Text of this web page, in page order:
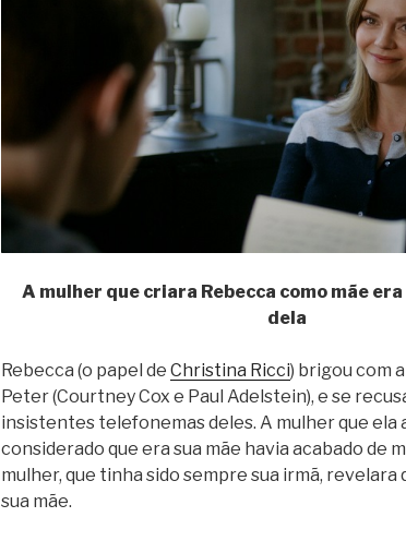
A mulher que criara Rebecca como mãe era
dela
Rebecca (o papel de Christina Ricci) brigou com
Peter (Courtney Cox e Paul Adelstein), e se
insistentes telefonemas deles. A mulher que ela
considerado que era sua mãe havia acabado de
mulher, que tinha sido sempre sua irmã, revelara
sua mãe.